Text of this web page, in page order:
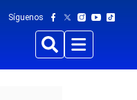
Síguenos
BuscarMenu